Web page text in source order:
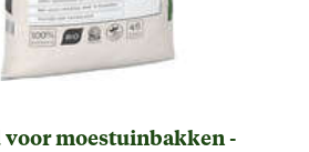
voor moestuinbakken -